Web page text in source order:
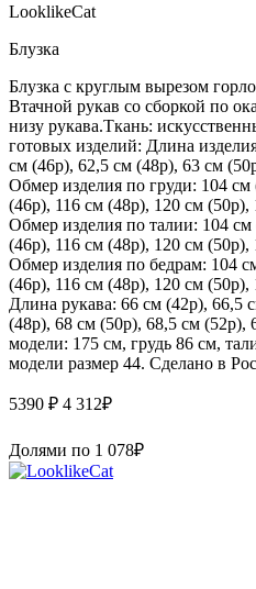
LooklikeCat
Блузка
Блузка с круглым вырезом
Втачной рукав со сборкой по
низу рукава.Ткань:
готовых изделий: Длина
см (46р), 62,5 см (48р), 63 см
Обмер изделия по груди: 104
(46р), 116 см (48р), 120 см
Обмер изделия по талии: 104
(46р), 116 см (48р), 120 см
Обмер изделия по бедрам: 104
(46р), 116 см (48р), 120 см
Длина рукава: 66 см (42р), 66,5
(48р), 68 см (50р), 68,5 см (52р),
модели: 175 см, грудь 86 см,
модели размер 44. Сделано в
5390 ₽ 4 312₽
Долями по 1 078₽